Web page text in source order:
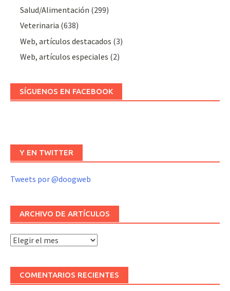
Salud/Alimentación (299)
Veterinaria (638)
Web, artículos destacados (3)
Web, artículos especiales (2)
SÍGUENOS EN FACEBOOK
Y EN TWITTER
Tweets por @doogweb
ARCHIVO DE ARTÍCULOS
Archivo
artículos
COMENTARIOS RECIENTES